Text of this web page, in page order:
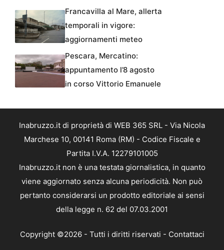
Francavilla al Mare, allerta
temporali in vigore:
aggiornamenti meteo
Pescara, Mercatino:
appuntamento l’8 agosto
in corso Vittorio Emanuele
Inabruzzo.it di proprietà di WEB 365 SRL - Via Nicola
Marchese 10, 00141 Roma (RM) - Codice Fiscale e
Partita I.V.A. 12279101005
Inabruzzo.it non è una testata giornalistica, in quanto
viene aggiornato senza alcuna periodicità. Non può
pertanto considerarsi un prodotto editoriale ai sensi
della legge n. 62 del 07.03.2001
Copyright ©2026 - Tutti i diritti riservati - Contattaci